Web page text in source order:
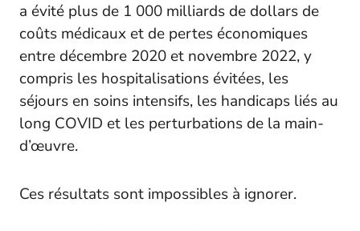
a évité plus de 1 000 milliards de dollars de
coûts médicaux et de pertes économiques
entre décembre 2020 et novembre 2022, y
compris les hospitalisations évitées, les
séjours en soins intensifs, les handicaps liés au
long COVID et les perturbations de la main-
d’œuvre.
Ces résultats sont impossibles à ignorer.